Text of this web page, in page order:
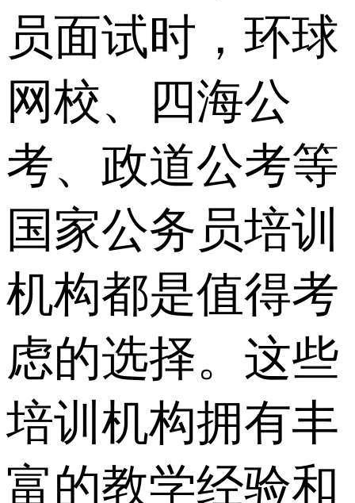
员面试时，环球
网校、四海公
考、政道公考等
国家公务员培训
机构都是值得考
虑的选择。这些
培训机构拥有丰
富的教学经验和